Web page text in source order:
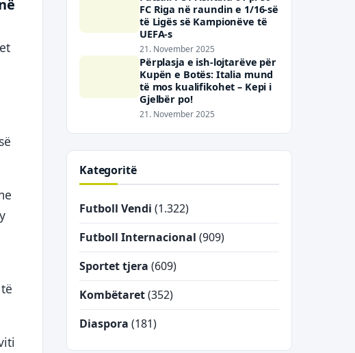
FC Riga në raundin e 1/16-së
të Ligës së Kampionëve të
UEFA-s
21. November 2025
Përplasja e ish-lojtarëve për
Kupën e Botës: Italia mund
të mos kualifikohet – Kepi i
Gjelbër po!
21. November 2025
Kategoritë
Futboll Vendi (1.322)
Futboll Internacional (909)
Sportet tjera (609)
Kombëtaret(352)
Diaspora (181)